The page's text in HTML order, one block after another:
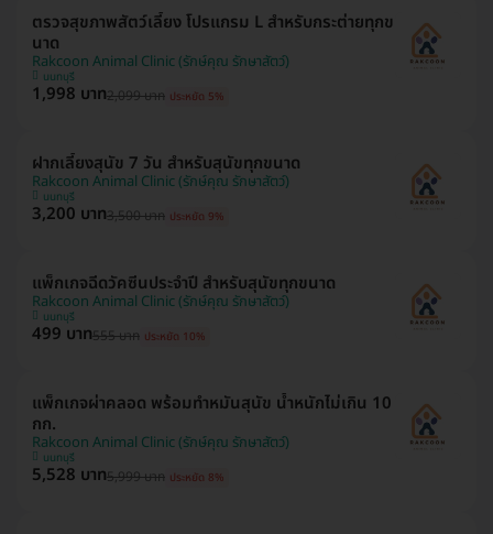
ตรวจสุขภาพสัตว์เลี้ยง โปรแกรม L สำหรับกระต่ายทุกข
นาด
Rakcoon Animal Clinic (รักษ์คุณ รักษาสัตว์)
นนทบุรี
1,998 บาท2,099 บาท ประหยัด 5%
ฝากเลี้ยงสุนัข 7 วัน สำหรับสุนัขทุกขนาด
Rakcoon Animal Clinic (รักษ์คุณ รักษาสัตว์)
นนทบุรี
3,200 บาท3,500 บาท ประหยัด 9%
แพ็กเกจฉีดวัคซีนประจำปี สำหรับสุนัขทุกขนาด
Rakcoon Animal Clinic (รักษ์คุณ รักษาสัตว์)
นนทบุรี
499 บาท555 บาท ประหยัด 10%
แพ็กเกจผ่าคลอด พร้อมทำหมันสุนัข น้ำหนักไม่เกิน 10
กก.
Rakcoon Animal Clinic (รักษ์คุณ รักษาสัตว์)
นนทบุรี
5,528 บาท5,999 บาท ประหยัด 8%